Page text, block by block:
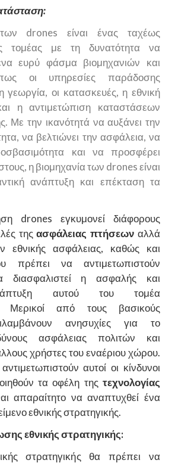
drones είναι ένας ταχέως
τομέας με τη δυνατότητα να
ευρύ φάσμα βιομηχανιών και
οι υπηρεσίες παράδοσης
οι κατασκευές, η εθνική
η αντιμετώπιση καταστάσεων
Με την ικανότητά να αυξάνει την
να βελτιώνει την ασφάλεια, να
και να προσφέρει
η βιομηχανία των drones είναι
ανάπτυξη και επέκταση τα
drones εγκυμονεί διάφορους
της ασφάλειας πτήσεων αλλά
εθνικής ασφάλειας, καθώς και
πρέπει να αντιμετωπιστούν
διασφαλιστεί η ασφαλής και
αυτού του τομέα
Μερικοί από τους βασικούς
ανησυχίες για το
ασφάλειας πολιτών και
χρήστες του εναέριου χώρου.
αυτοί οι κίνδυνοι
τα οφέλη της τεχνολογίας
απαραίτητο να αναπτυχθεί ένα
εθνικής στρατηγικής.
εθνικής στρατηγικής:
στρατηγικής θα πρέπει να